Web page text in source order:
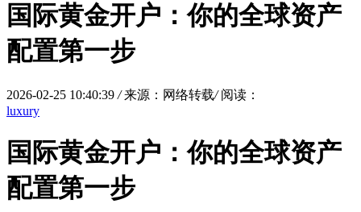
国际黄金开户：你的全球资产
配置第一步
2026-02-25 10:40:39 / 来源：网络转载/ 阅读：
luxury
国际黄金开户：你的全球资产
配置第一步